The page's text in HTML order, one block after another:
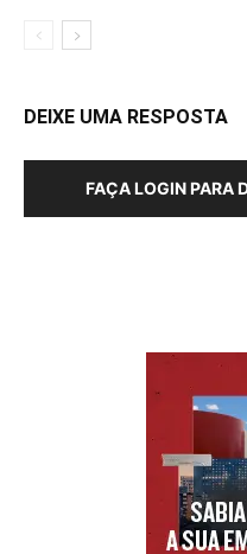
DEIXE UMA RESPOSTA
FAÇA LOGIN PARA